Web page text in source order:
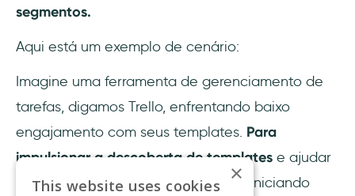
segmentos.
Aqui está um exemplo de cenário:
Imagine uma ferramenta de gerenciamento de
tarefas, digamos Trello, enfrentando baixo
engajamento com seus templates. Para
impulsionar a descoberta de templates e ajudar
usuários a se sentirem confortáveis iniciando
×
This website uses cookies